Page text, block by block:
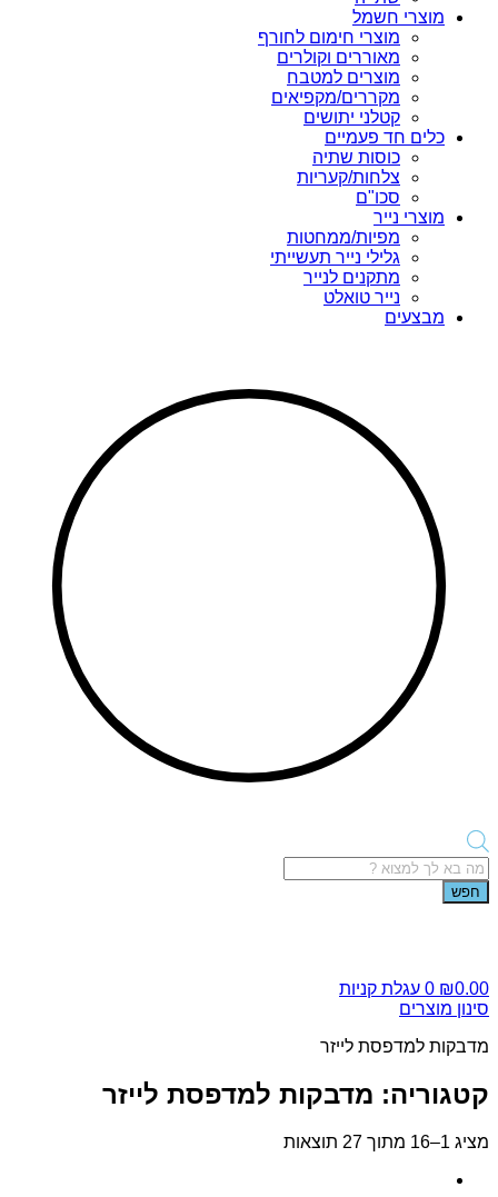
מוצרי חשמל
מוצרי חימום לחורף
מאוררים וקולרים
מוצרים למטבח
מקררים/מקפיאים
קטלני יתושים
כלים חד פעמיים
כוסות שתיה
צלחות/קעריות
סכו"ם
מוצרי נייר
מפיות/ממחטות
גלילי נייר תעשייתי
מתקנים לנייר
נייר טואלט
מבצעים
Products
search
חפש
₪0.00
0 עגלת קניות
סינון מוצרים
מדבקות למדפסת לייזר
קטגוריה: מדבקות למדפסת לייזר
מציג 1–16 מתוך 27 תוצאות